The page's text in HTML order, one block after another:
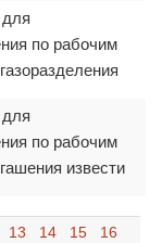
по рабочим
по рабочим
извести
13 14 15
16